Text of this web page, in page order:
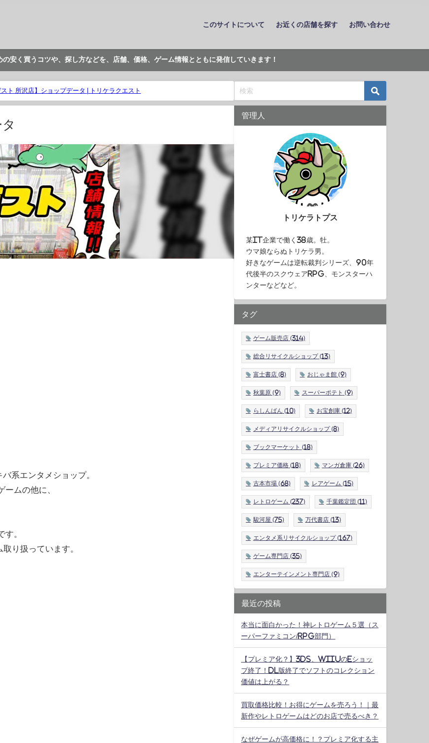
このサイトについて お近くの店舗を探す お問い合わせ
安く買うコツや、探し方などを、店舗、価格、ゲーム情報とともに発信していきます！
スト 所沢店】ショップデータ | トリケラクエスト
系エンタメショップ。
ムの他に、
す。
り扱っています。
管理人
トリケラトプス
某IT企業で働く38歳。牡。
ウマ娘ならぬトリケラ男。
好きなゲームは逆転裁判シリーズ、90年
代後半のスクウェアRPG、モンスターハ
ンターなどなど。
タグ
ゲーム販売店 (314)
総合リサイクルショップ(13)
富士書店 (8) おじゃま館(9)
秋葉原 (9) スーパーポテト (9)
らしんばん (10) お宝創庫 (12)
メディアリサイクルショップ(8)
ブックマーケット (18)
プレミア価格(18) マンガ倉庫 (26)
古本市場(68) レアゲーム (15)
レトロゲーム (237) 千葉鑑定団 (11)
駿河屋 (75) 万代書店 (13)
エンタメ系リサイクルショップ(167)
ゲーム専門店 (35)
エンターテインメント専門店 (9)
最近の投稿
本当に面白かった！神レトロゲーム５選（ス
ーパーファミコン/RPG部門）
【プレミア化？】3DS、WiiUのeショッ
プ終了！DL版終了でソフトのコレクション
価値は上がる？
買取価格比較！お得にゲームを売ろう！｜最
新作やレトロゲームはどのお店で売るべき？
なぜゲームが高価格に！？プレミア化する主